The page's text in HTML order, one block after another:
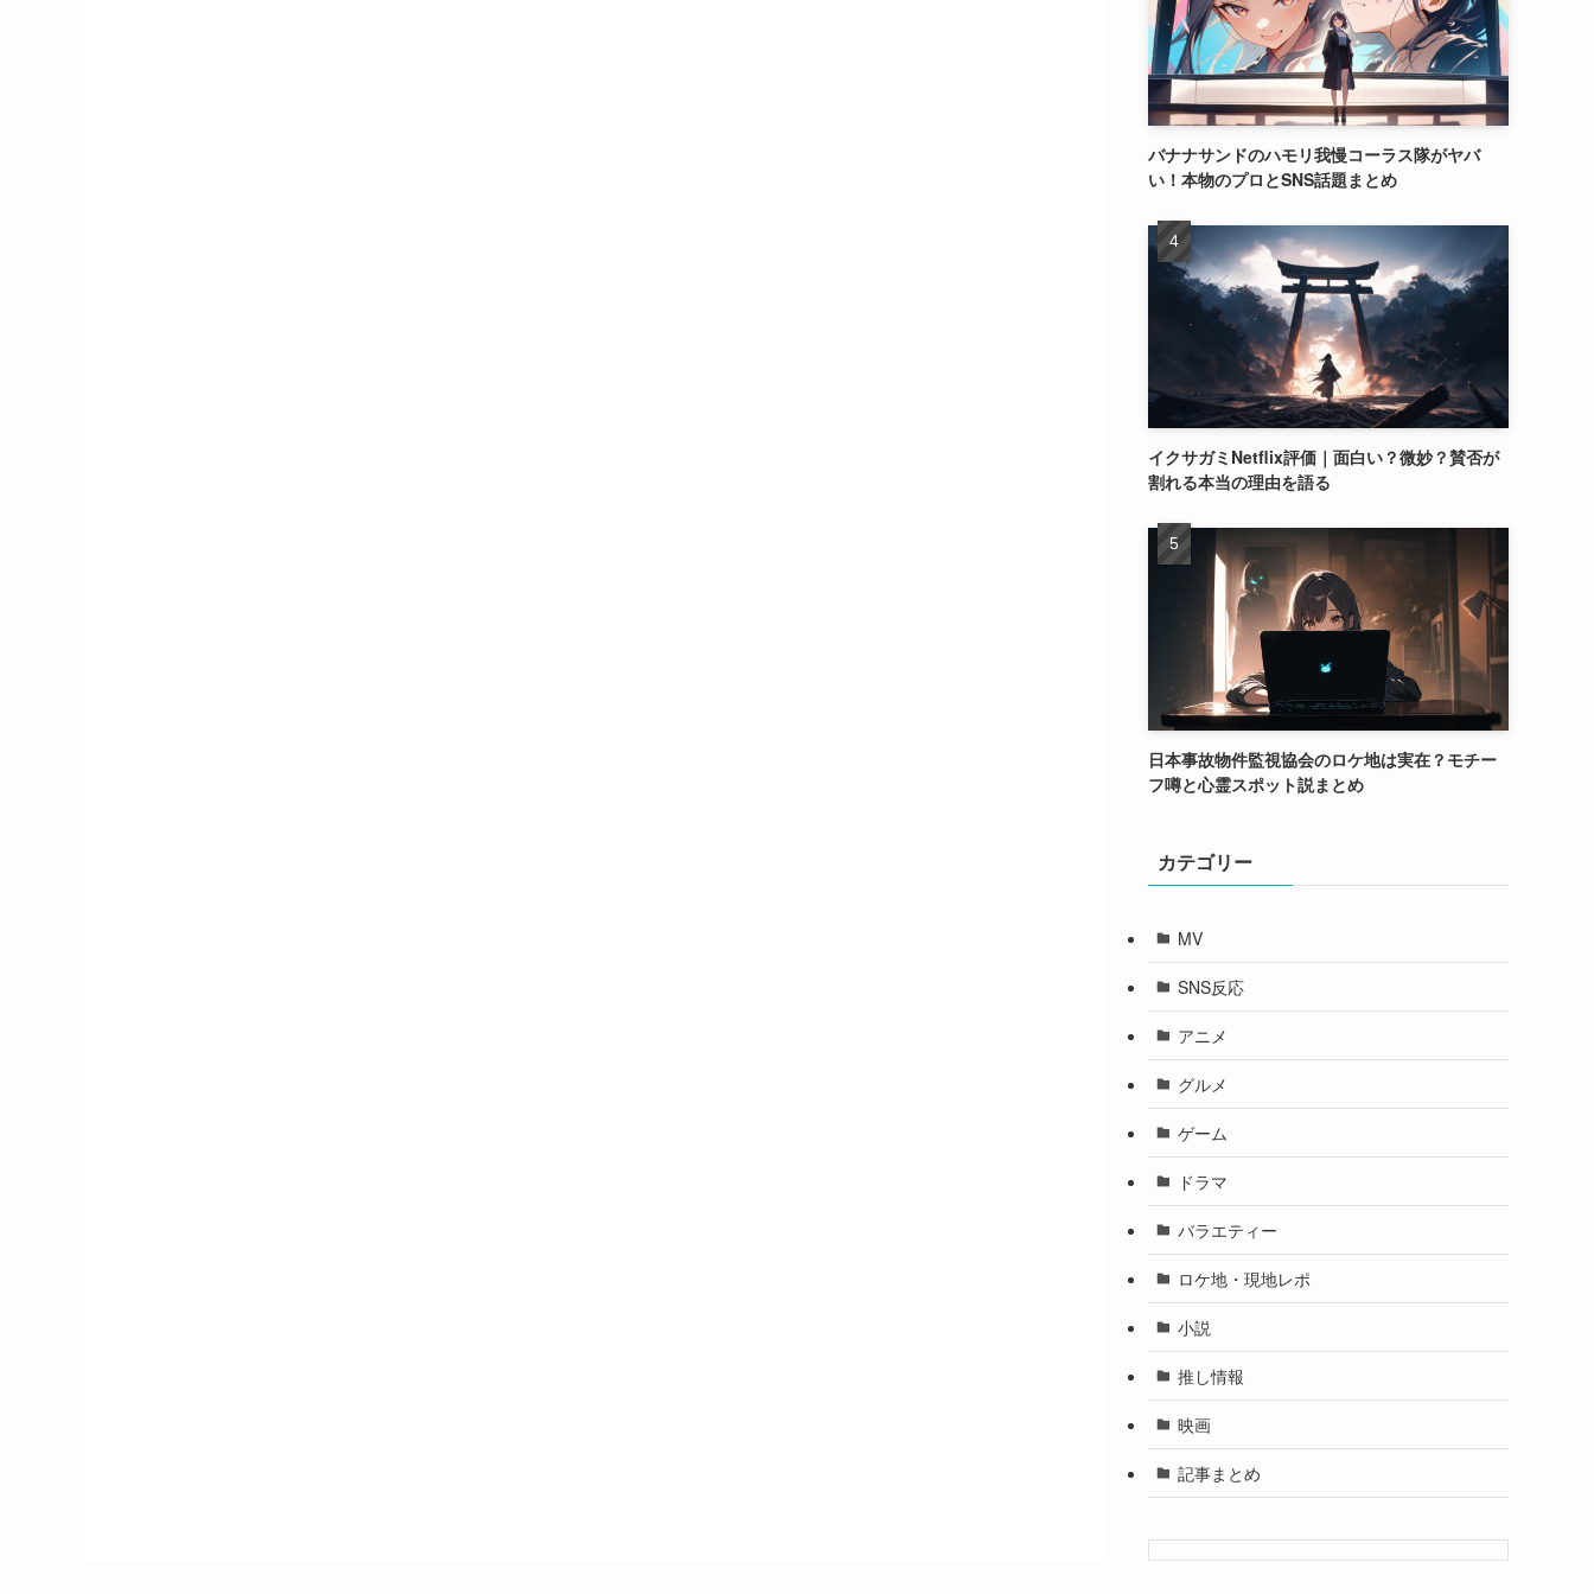
バナナサンドのハモリ我慢コーラス隊がヤバ
い！本物のプロとSNS話題まとめ
イクサガミNetflix評価｜面白い？微妙？賛否が
割れる本当の理由を語る
日本事故物件監視協会のロケ地は実在？モチー
フ噂と心霊スポット説まとめ
カテゴリー
MV
SNS反応
アニメ
グルメ
ゲーム
ドラマ
バラエティー
ロケ地・現地レポ
小説
推し情報
映画
記事まとめ